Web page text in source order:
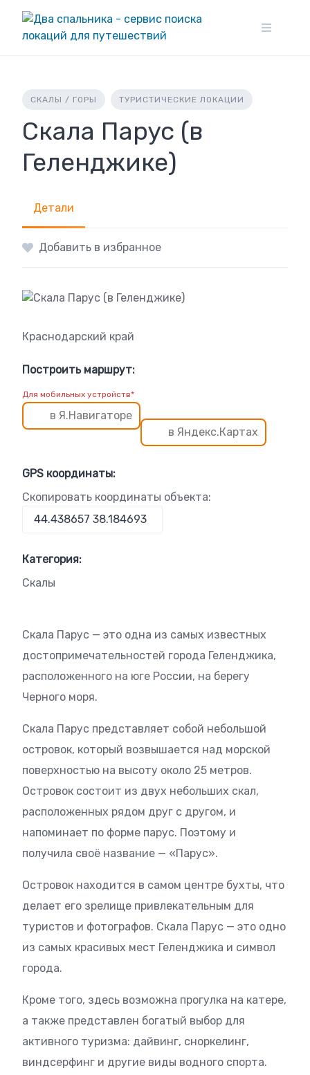
content
СКАЛЫ / ГОРЫ ТУРИСТИЧЕСКИЕ ЛОКАЦИИ
Скала Парус (в
Геленджике)
Детали
Добавить в избранное
Краснодарский край
Построить маршрут:
Для мобильных устройств*
в Я.Навигаторе
в Яндекс.Картах
GPS координаты:
Скопировать координаты объекта:
Категория:
Скалы
Скала Парус — это одна из самых известных
достопримечательностей города Геленджика,
расположенного на юге России, на берегу
Черного моря.
Скала Парус представляет собой небольшой
островок, который возвышается над морской
поверхностью на высоту около 25 метров.
Островок состоит из двух небольших скал,
расположенных рядом друг с другом, и
напоминает по форме парус. Поэтому и
получила своё название — «Парус».
Островок находится в самом центре бухты, что
делает его зрелище привлекательным для
туристов и фотографов. Скала Парус — это одно
из самых красивых мест Геленджика и символ
города.
Кроме того, здесь возможна прогулка на катере,
а также представлен богатый выбор для
активного туризма: дайвинг, сноркелинг,
виндсерфинг и другие виды водного спорта.